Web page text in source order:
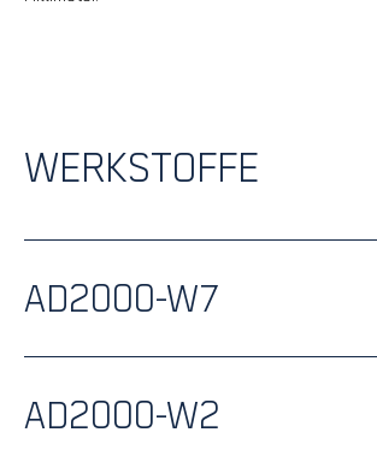
WERKSTOFFE
AD2000-W7
AD2000-W2